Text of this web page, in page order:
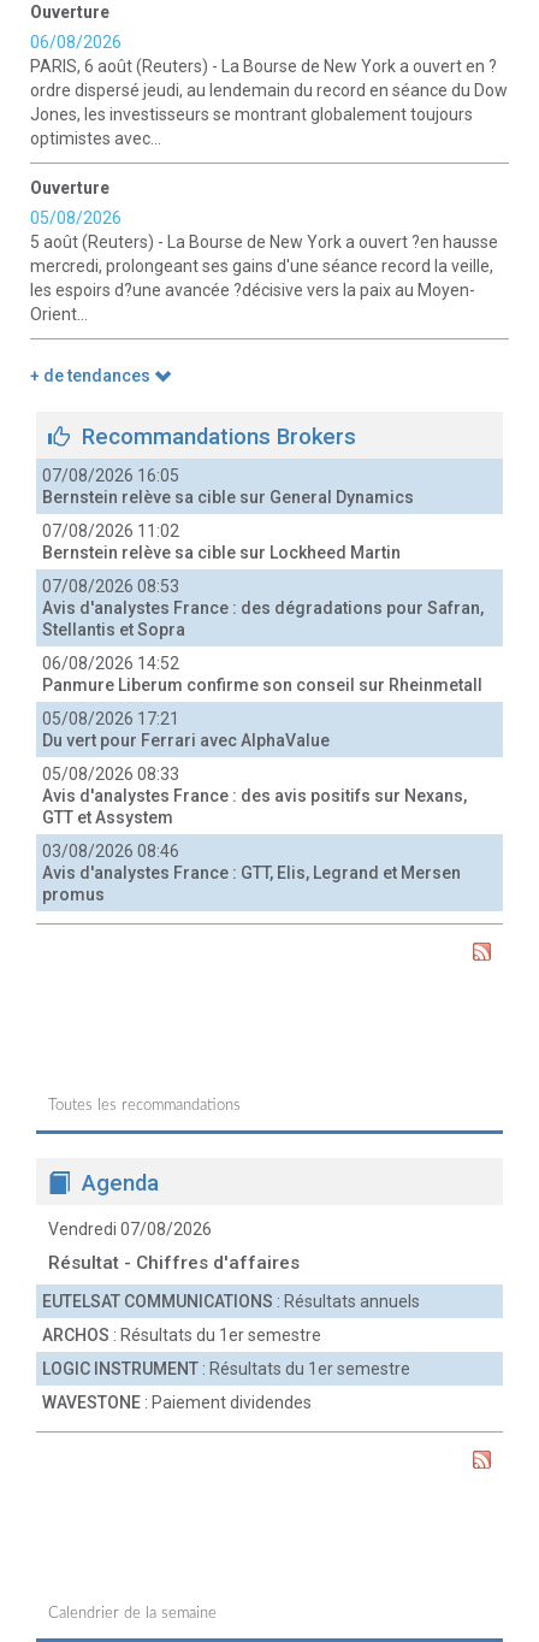
Ouverture
06/08/2026
PARIS, 6 août (Reuters) - La Bourse de New York a ouvert en ?
ordre dispersé jeudi, au lendemain du record en séance du Dow
Jones, les investisseurs se montrant globalement toujours
optimistes avec...
Ouverture
05/08/2026
5 août (Reuters) - La Bourse de New York a ouvert ?en hausse
mercredi, prolongeant ses gains d'une séance record la veille,
les espoirs d?une avancée ?décisive vers la paix au Moyen-
Orient...
+ de tendances
Recommandations Brokers
07/08/2026 16:05
Bernstein relève sa cible sur General Dynamics
07/08/2026 11:02
Bernstein relève sa cible sur Lockheed Martin
07/08/2026 08:53
Avis d'analystes France : des dégradations pour Safran,
Stellantis et Sopra
06/08/2026 14:52
Panmure Liberum confirme son conseil sur Rheinmetall
05/08/2026 17:21
Du vert pour Ferrari avec AlphaValue
05/08/2026 08:33
Avis d'analystes France : des avis positifs sur Nexans,
GTT et Assystem
03/08/2026 08:46
Avis d'analystes France : GTT, Elis, Legrand et Mersen
promus
Toutes les recommandations
Agenda
Vendredi 07/08/2026
Résultat - Chiffres d'affaires
EUTELSAT COMMUNICATIONS : Résultats annuels
ARCHOS : Résultats du 1er semestre
LOGIC INSTRUMENT : Résultats du 1er semestre
WAVESTONE : Paiement dividendes
Calendrier de la semaine